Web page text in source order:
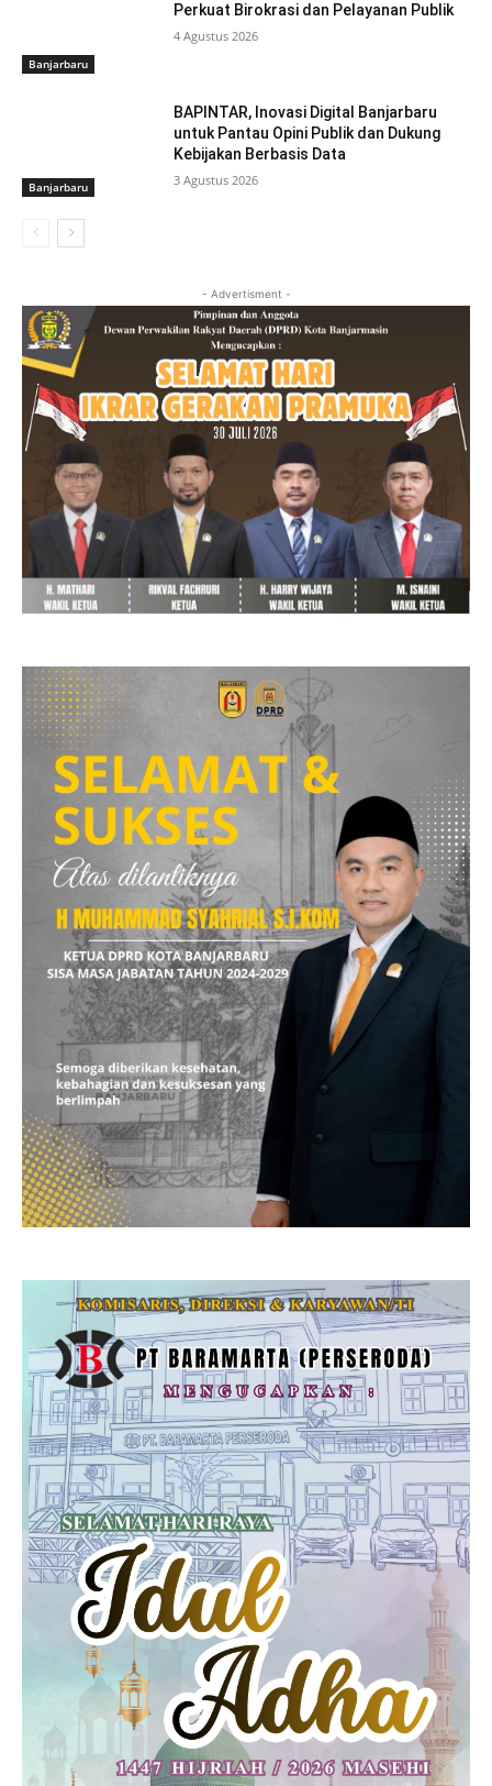
Banjarbaru
Perkuat Birokrasi dan Pelayanan Publik
4 Agustus 2026
Banjarbaru
BAPINTAR, Inovasi Digital Banjarbaru
untuk Pantau Opini Publik dan Dukung
Kebijakan Berbasis Data
3 Agustus 2026
- Advertisment -